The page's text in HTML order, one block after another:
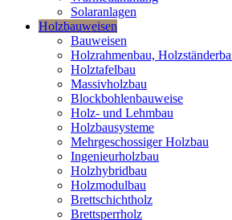
Solaranlagen
Holzbauweisen
Bauweisen
Holzrahmenbau,
Holztafelbau
Massivholzbau
Blockbohlenbauweise
Holz- und Lehmbau
Holzbausysteme
Mehrgeschossiger Holzbau
Ingenieurholzbau
Holzhybridbau
Holzmodulbau
Brettschichtholz
Brettsperrholz